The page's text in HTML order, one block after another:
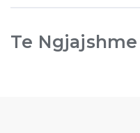
Te Ngjajshme